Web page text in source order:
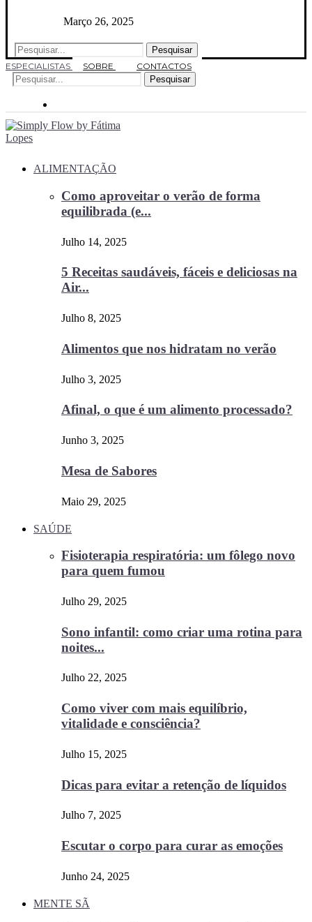
Março 26, 2025
Pesquisar
ESPECIALISTAS
SOBRE
CONTACTOS
Pesquisar
ALIMENTAÇÃO
Como aproveitar o verão de forma
equilibrada (e...
Julho 14, 2025
5 Receitas saudáveis, fáceis e deliciosas na
Air...
Julho 8, 2025
Alimentos que nos hidratam no verão
Julho 3, 2025
Afinal, o que é um alimento processado?
Junho 3, 2025
Mesa de Sabores
Maio 29, 2025
SAÚDE
Fisioterapia respiratória: um fôlego novo
para quem fumou
Julho 29, 2025
Sono infantil: como criar uma rotina para
noites...
Julho 22, 2025
Como viver com mais equilíbrio,
vitalidade e consciência?
Julho 15, 2025
Dicas para evitar a retenção de líquidos
Julho 7, 2025
Escutar o corpo para curar as emoções
Junho 24, 2025
MENTE SÃ